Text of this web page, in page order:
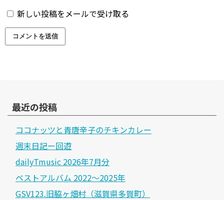
新しい投稿をメールで受け取る
最近の投稿
ココナッツと青唐辛子のチキンカレー
週末日記ー回遊
dailyTmusic 2026年7月分
ベストアルバム 2022～2025年
GSV123.旧脇ヶ畑村（滋賀県多賀町）